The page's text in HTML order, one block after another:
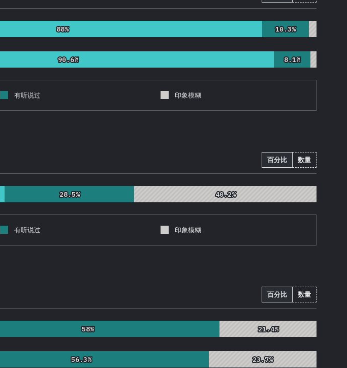
88%
88% 10.3%
10.3%
90.6%
90.6% 8.1%
8.1%
有听说过 印象模糊
百分比 数量
28.5%
28.5% 40.2%
40.2%
有听说过 印象模糊
百分比 数量
58%
58% 21.4%
21.4%
56.3%
56.3% 23.7%
23.7%